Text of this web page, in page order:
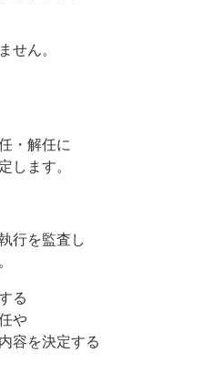
せん。
解任に
ます。
を監査し
る
や
を決定する